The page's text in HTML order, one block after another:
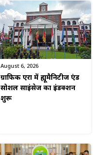
August 6, 2026
ग्राफिक एरा में ह्यूमैनिटीज एंड
सोशल साइंसेज का इंडक्शन
शुरू